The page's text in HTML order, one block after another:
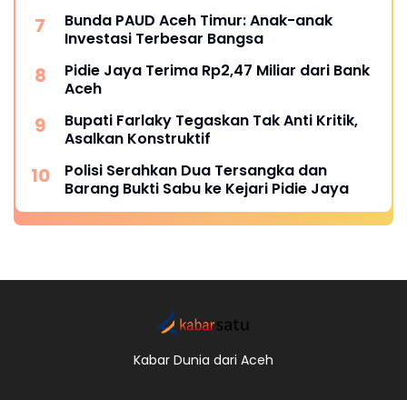
Bunda PAUD Aceh Timur: Anak-anak
Investasi Terbesar Bangsa
Pidie Jaya Terima Rp2,47 Miliar dari Bank
Aceh
Bupati Farlaky Tegaskan Tak Anti Kritik,
Asalkan Konstruktif
Polisi Serahkan Dua Tersangka dan
Barang Bukti Sabu ke Kejari Pidie Jaya
Kabar Dunia dari Aceh